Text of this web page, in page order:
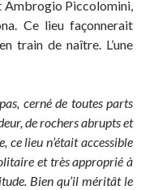
Ambrogio Piccolomini,
Ce lieu façonnerait
train de naître. L’une
cerné de toutes parts
de rochers abrupts et
ce lieu n’était accessible
et très approprié à
Bien qu’il méritât le